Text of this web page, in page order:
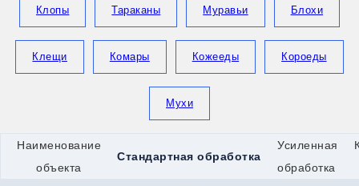
Коркино
Королев
Котлас
Красноармейск
Красногорск
Кронштадт
Кропоткин
Крымск
Берёзовский
Верхняя-Пышма
Клопы Тараканы Муравьи Блохи
Клещи Комары Кожееды Короеды
Мухи
Наименование
объекта
Стандартная обработка
Усиленная
обработка